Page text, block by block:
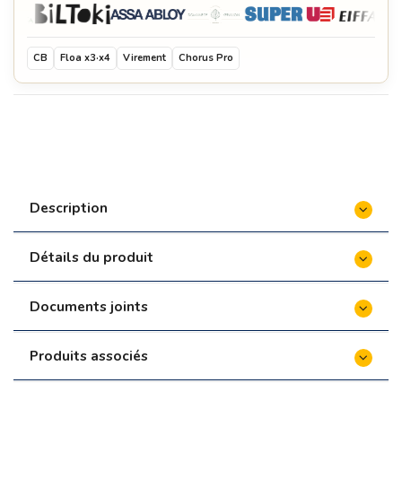
CB Floa x3·x4 Virement Chorus Pro
Description
Détails du produit
Documents joints
Produits associés